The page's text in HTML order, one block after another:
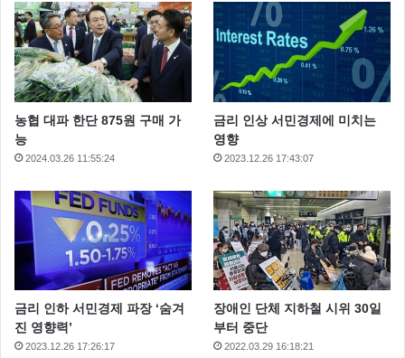
농협 대파 한단 875원 구매 가
능
2024.03.26 11:55:24
금리 인상 서민경제에 미치는
영향
2023.12.26 17:43:07
금리 인하 서민경제 파장 ‘숨겨
진 영향력’
2023.12.26 17:26:17
장애인 단체 지하철 시위 30일
부터 중단
2022.03.29 16:18:21